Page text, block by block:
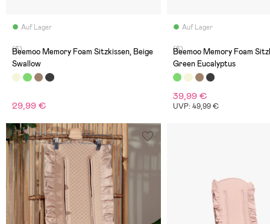
Auf Lager
(6)
Beemoo Memory Foam Sitzkissen, Beige
Swallow
29,99 €
Auf Lager
(6)
Beemoo Memory Foam
Green Eucalyptus
39,99 €
UVP: 49,99 €